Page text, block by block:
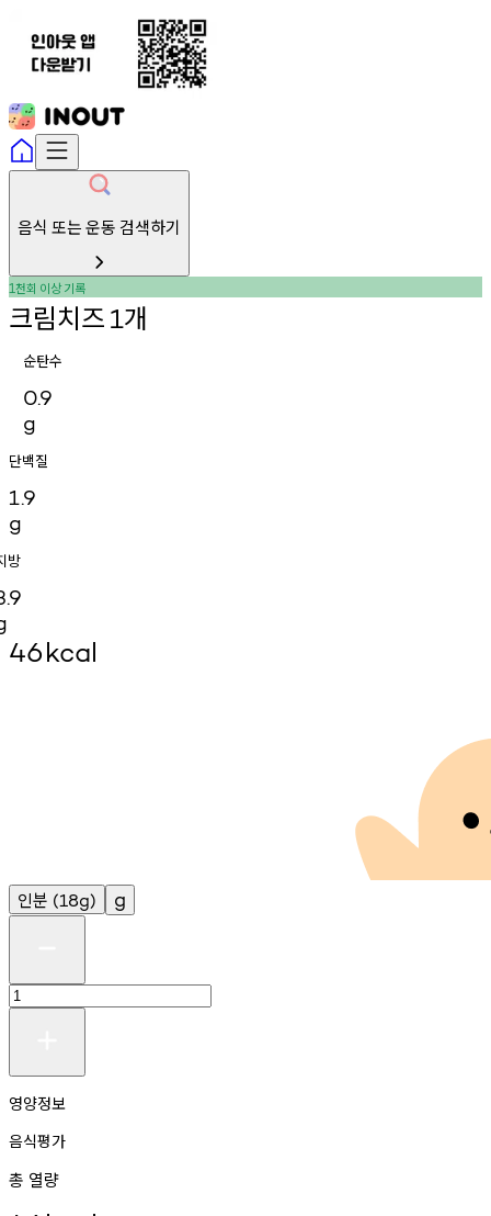
음식 또는 운동 검색하기
1천회 이상기록
크림치즈1개
순탄수
0.9
g
단백질
1.9
g
방
46kcal
인분 (18g) g
영양정보
음식평가
총 열량